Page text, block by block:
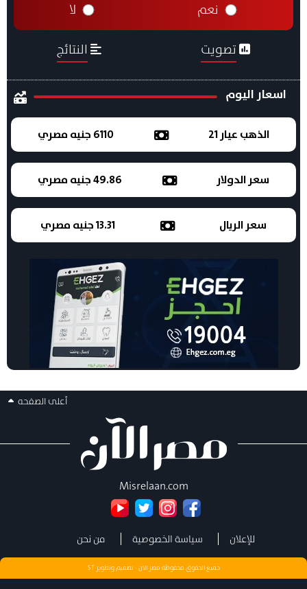
نعم لا
تصويت النتائج
اسعار اليوم
الذهب عيار 21 6110 جنيه مصري
سعر الدولار 49.86 جنيه مصري
سعر الريال 13.31 جنيه مصري
أعلى الصفحه
Misrelaan.com
للإعلان سياسة الخصوصية من نحن
جميع الحقوق محفوظة مصر الان - تصميم وتطويرST